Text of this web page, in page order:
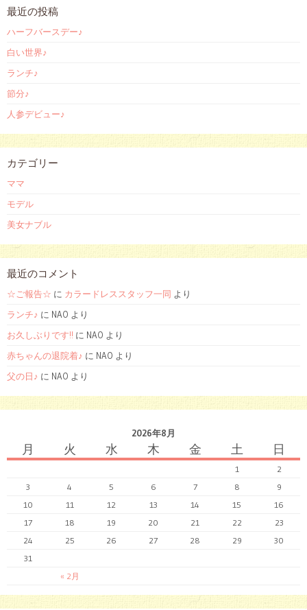
最近の投稿
ハーフバースデー♪
白い世界♪
ランチ♪
節分♪
人参デビュー♪
カテゴリー
ママ
モデル
美女ナブル
最近のコメント
☆ご報告☆ に カラードレススタッフ一同 より
ランチ♪ に NAO より
お久しぶりです!! に NAO より
赤ちゃんの退院着♪ に NAO より
父の日♪ に NAO より
2026年8月
月 火 水 木 金 土 日
« 2月
1
2
3
4 5 6 7 8
9
10
11 12 13 14 15
16
17
18 19 20 21 22
23
24
25 26 27 28 29
30
31